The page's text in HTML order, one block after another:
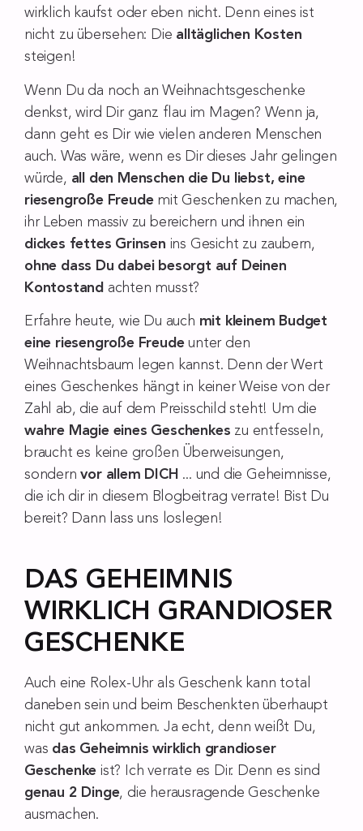
wirklich kaufst oder eben nicht. Denn eines ist
nicht zu übersehen: Die alltäglichen Kosten
steigen!
Wenn Du da noch an Weihnachtsgeschenke
denkst, wird Dir ganz flau im Magen? Wenn ja,
dann geht es Dir wie vielen anderen Menschen
auch. Was wäre, wenn es Dir dieses Jahr gelingen
würde, all den Menschen die Du liebst, eine
riesengroße Freudemit Geschenken zu machen,
ihr Leben massiv zu bereichern und ihnen ein
dickes fettes Grinsen ins Gesicht zu zaubern,
ohne dass Du dabei besorgt auf Deinen
Kontostand achten musst?
Erfahre heute, wie Du auch mit kleinem Budget
eine riesengroße Freudeunter den
Weihnachtsbaum legen kannst. Denn der Wert
eines Geschenkes hängt in keiner Weise von der
Zahl ab, die auf dem Preisschild steht! Um die
wahre Magie eines Geschenkes zu entfesseln,
braucht es keine großen Überweisungen,
sondernvor allem DICH ... und die Geheimnisse,
die ich dir in diesem Blogbeitrag verrate! Bist Du
bereit? Dann lass uns loslegen!
DAS GEHEIMNIS
WIRKLICH GRANDIOSER
GESCHENKE
Auch eine Rolex-Uhr als Geschenk kann total
daneben sein und beim Beschenkten überhaupt
nicht gut ankommen. Ja echt, denn weißt Du,
was das Geheimnis wirklich grandioser
Geschenke ist? Ich verrate es Dir. Denn es sind
genau 2 Dinge, die herausragende Geschenke
ausmachen.